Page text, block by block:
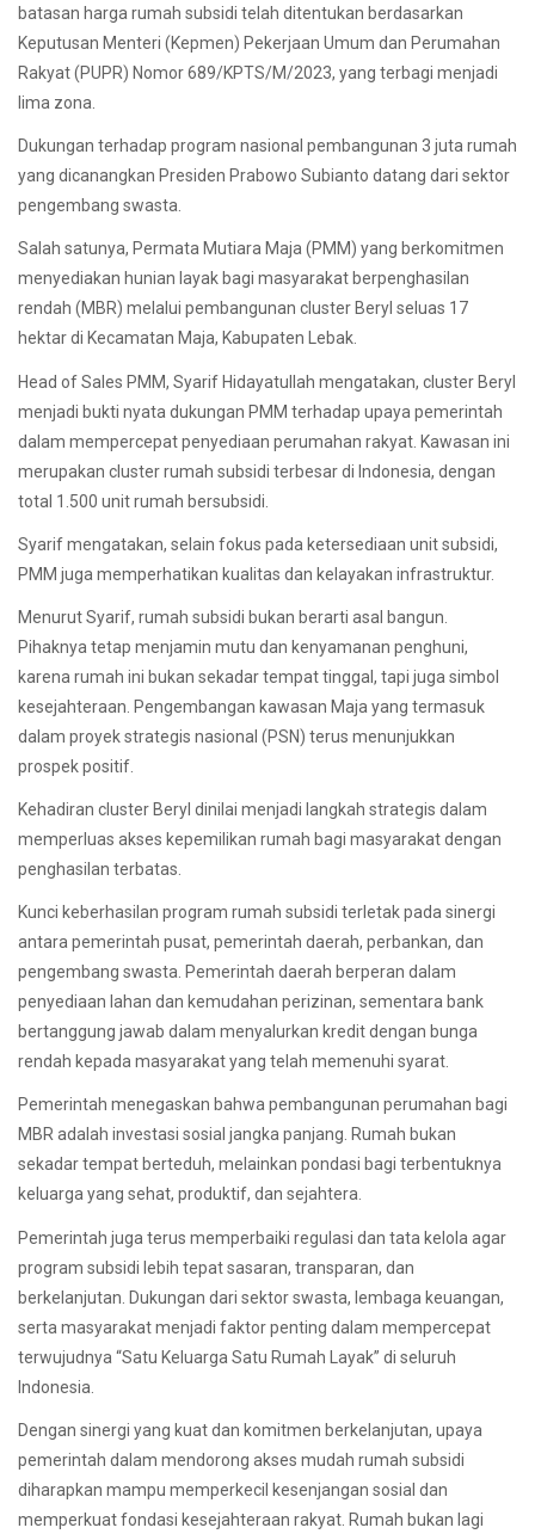
batasan harga rumah subsidi telah ditentukan berdasarkan
Keputusan Menteri (Kepmen) Pekerjaan Umum dan Perumahan
Rakyat (PUPR) Nomor 689/KPTS/M/2023, yang terbagi menjadi
lima zona.
Dukungan terhadap program nasional pembangunan 3 juta rumah
yang dicanangkan Presiden Prabowo Subianto datang dari sektor
pengembang swasta.
Salah satunya, Permata Mutiara Maja (PMM) yang berkomitmen
menyediakan hunian layak bagi masyarakat berpenghasilan
rendah (MBR) melalui pembangunan cluster Beryl seluas 17
hektar di Kecamatan Maja, Kabupaten Lebak.
Head of Sales PMM, Syarif Hidayatullah mengatakan, cluster Beryl
menjadi bukti nyata dukungan PMM terhadap upaya pemerintah
dalam mempercepat penyediaan perumahan rakyat. Kawasan ini
merupakan cluster rumah subsidi terbesar di Indonesia, dengan
total 1.500 unit rumah bersubsidi.
Syarif mengatakan, selain fokus pada ketersediaan unit subsidi,
PMM juga memperhatikan kualitas dan kelayakan infrastruktur.
Menurut Syarif, rumah subsidi bukan berarti asal bangun.
Pihaknya tetap menjamin mutu dan kenyamanan penghuni,
karena rumah ini bukan sekadar tempat tinggal, tapi juga simbol
kesejahteraan. Pengembangan kawasan Maja yang termasuk
dalam proyek strategis nasional (PSN) terus menunjukkan
prospek positif.
Kehadiran cluster Beryl dinilai menjadi langkah strategis dalam
memperluas akses kepemilikan rumah bagi masyarakat dengan
penghasilan terbatas.
Kunci keberhasilan program rumah subsidi terletak pada sinergi
antara pemerintah pusat, pemerintah daerah, perbankan, dan
pengembang swasta. Pemerintah daerah berperan dalam
penyediaan lahan dan kemudahan perizinan, sementara bank
bertanggung jawab dalam menyalurkan kredit dengan bunga
rendah kepada masyarakat yang telah memenuhi syarat.
Pemerintah menegaskan bahwa pembangunan perumahan bagi
MBR adalah investasi sosial jangka panjang. Rumah bukan
sekadar tempat berteduh, melainkan pondasi bagi terbentuknya
keluarga yang sehat, produktif, dan sejahtera.
Pemerintah juga terus memperbaiki regulasi dan tata kelola agar
program subsidi lebih tepat sasaran, transparan, dan
berkelanjutan. Dukungan dari sektor swasta, lembaga keuangan,
serta masyarakat menjadi faktor penting dalam mempercepat
terwujudnya “Satu Keluarga Satu Rumah Layak” di seluruh
Indonesia.
Dengan sinergi yang kuat dan komitmen berkelanjutan, upaya
pemerintah dalam mendorong akses mudah rumah subsidi
diharapkan mampu memperkecil kesenjangan sosial dan
memperkuat fondasi kesejahteraan rakyat. Rumah bukan lagi